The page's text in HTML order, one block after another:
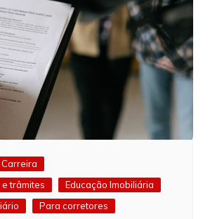
Carreira
trâmites
Educação Imobiliária
Para corretores